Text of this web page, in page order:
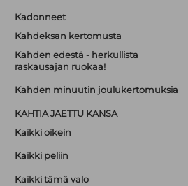
Kadonneet
Kahdeksan kertomusta
Kahden edestä - herkullista
raskausajan ruokaa!
Kahden minuutin joulukertomuksia
KAHTIA JAETTU KANSA
Kaikki oikein
Kaikki peliin
Kaikki tämä valo